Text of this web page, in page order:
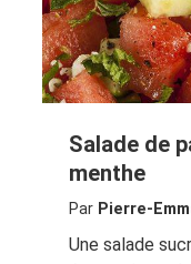
Salade de
menthe
Par Pierre-
Une salade